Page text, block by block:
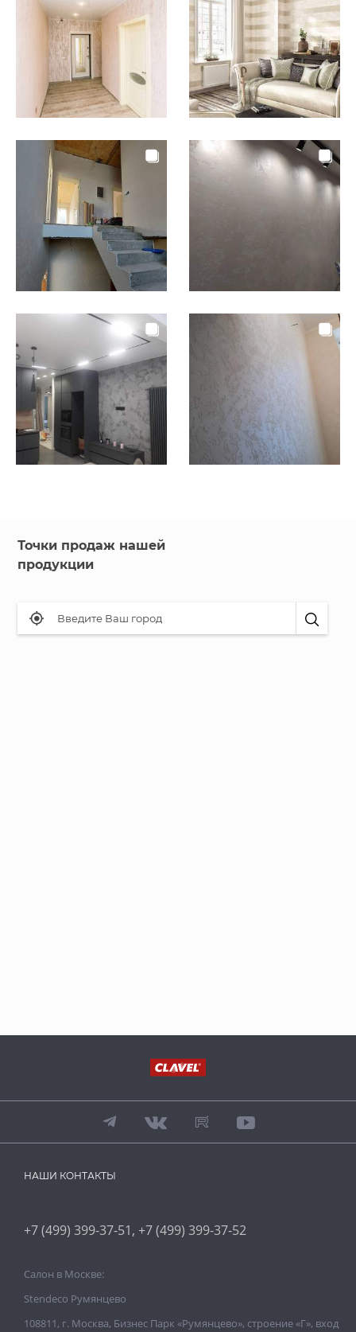
Точки продаж нашей
продукции
НАШИ КОНТАКТЫ
+7 (499) 399-37-51, +7 (499) 399-37-52
Салон в Москве:
Stendeco Румянцево
108811, г. Москва, Бизнес Парк «Румянцево», строение «Г», вход